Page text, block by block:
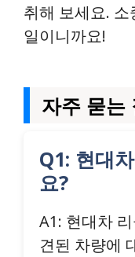
취해 보세요.
일이니까요!
자주 묻는
Q1: 현대
요?
A1: 현대차
견된 차량에